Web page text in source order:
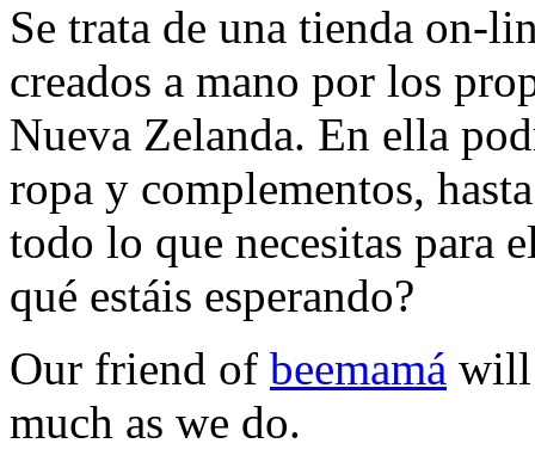
Se trata de una tienda on-
creados a mano por los
Nueva Zelanda. En ella
ropa y complementos,
todo lo que necesitas para
qué estáis esperando?
Our friend of beemamá
much as we do.